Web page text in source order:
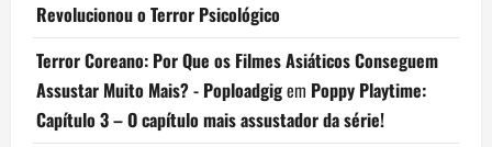
Revolucionou o Terror Psicológico
Terror Coreano: Por Que os Filmes Asiáticos Conseguem
Assustar Muito Mais? - Poploadgigem Poppy Playtime:
Capítulo 3 – O capítulo mais assustador da série!